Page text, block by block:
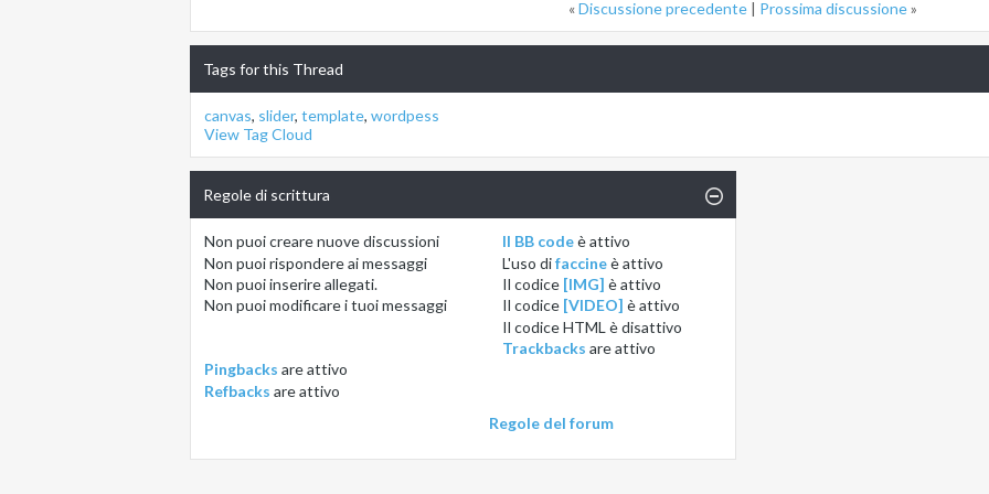
«Discussione precedente | Prossima discussione»
Tags for this Thread
canvas, slider, template, wordpess
View Tag Cloud
Regole di scrittura
Non puoicreare nuove discussioni
Non puoirispondere ai messaggi
Non puoiinserire allegati.
Non puoimodificare i tuoi messaggi
Il BB codeèattivo
L'uso difaccineèattivo
Il codice [IMG] èattivo
Il codice [VIDEO] èattivo
Il codice HTML èdisattivo
Trackbacks areattivo
Pingbacks areattivo
Refbacks areattivo
Regole del forum